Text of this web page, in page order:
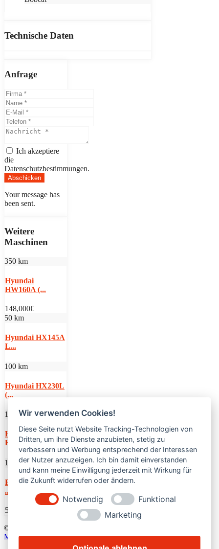
Technische Daten
Anfrage
Ich akzeptiere
die
Datenschutzbestimmungen.
Abschicken
Your message has
been sent.
Weitere
Maschinen
350 km
Hyundai
HW160A (...
148,000€
50 km
Hyundai HX145A
L...
100 km
Hyundai HX230L
(...
100 km
Hyundai
HW100A (...
1,115 km
Bobcat T36120SL
...
54,000€
© 2024
Media
Wir verwenden Cookies!
Diese Seite nutzt Website Tracking-Technologien von
Dritten, um ihre Dienste anzubieten, stetig zu
verbessern und Werbung entsprechend der Interessen
der Nutzer anzuzeigen. Ich bin damit einverstanden
und kann meine Einwilligung jederzeit mit Wirkung für
die Zukunft widerrufen oder ändern.
Notwendig
Funktional
Marketing